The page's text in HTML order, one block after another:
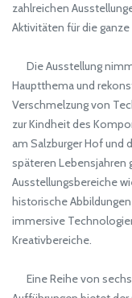
zahlreichen
Aktivitäten für die ganze
Die Ausstellung
Hauptthema und
Verschmelzung von
zur Kindheit des
am Salzburger Hof und
späteren Lebensjahren
Ausstellungsbereiche
historische
immersive
Kreativbereiche.
Eine Reihe von